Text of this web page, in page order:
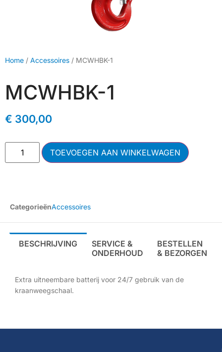
Home / Accessoires / MCWHBK-1
MCWHBK-1
€ 300,00
TOEVOEGEN AAN WINKELWAGEN
CategorieënAccessoires
BESCHRIJVING
SERVICE &
ONDERHOUD
BESTELLEN
& BEZORGEN
Extra uitneembare batterij voor 24/7 gebruik van de
kraanweegschaal.